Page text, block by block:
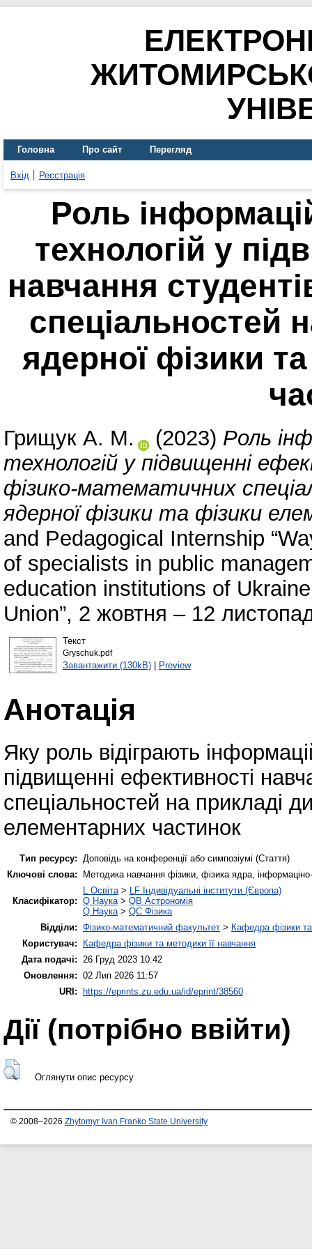
Головна Про сайт Перегляд
Вхід Реєстрація
Роль
технологій у
навчання
спеціальностей
ядерної фізики
Грищук А. М. (2023) Роль
технологій у підвищенні
фізико-математичних
ядерної фізики та фізики
and Pedagogical Internship
of specialists in public
education institutions of
Union”, 2 жовтня – 12
Текст
Gryschuk.pdf
Завантажити (130kB)| Preview
Анотація
Яку роль відіграють
підвищенні ефективності
спеціальностей на прикладі
елементарних частинок
Тип ресурсу:
Доповідь на конференції або симпозіумі (Стаття)
Ключові слова:
Методика навчання фізики, фізика ядра, інформаціно-
Класифікатор:
L Освіта > LF Індивідуальні інститути (Європа)
Q Наука > QB Астрономія
Q Наука > QC Фізика
Відділи: Фізико-математичний факультет > Кафедра фізики
Користувач:
Кафедра фізики та методики її навчання
Дата подачі:
26 Груд 2023 10:42
Оновлення: 02 Лип 2026 11:57
URI: https://eprints.zu.edu.ua/id/eprint/38560
Дії ​​(потрібно ввійти)
Оглянути опис ресурсу
© 2008–2026 Zhytomyr Ivan Franko State University